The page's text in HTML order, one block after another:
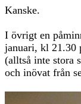
Kanske.
I övrigt en
januari, kl 21.30
(alltså inte stora
och inövat från